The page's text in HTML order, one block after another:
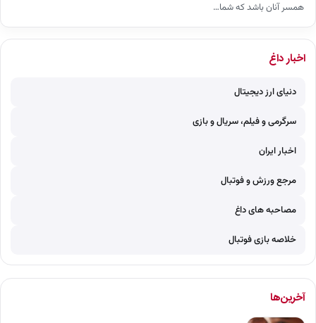
همسر آنان باشد که شما…
اخبار داغ
دنیای ارز دیجیتال
سرگرمی و فیلم، سریال و بازی
اخبار ایران
مرجع ورزش و فوتبال
مصاحبه های داغ
خلاصه بازی فوتبال
آخرین‌ها